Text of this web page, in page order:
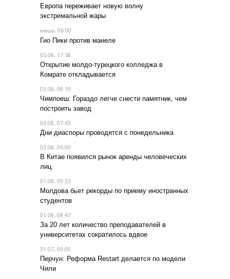
Европа переживает новую волну
экстремальной жары
вчера, 06:00
Гио Пики против манеле
05.08, 17:58
Открытие молдо-турецкого колледжа в
Комрате откладывается
03.08, 08:19
Чимпоеш: Гораздо легче снести памятник, чем
построить завод
03.08, 07:43
Дни диаспоры проводятся с понедельника
03.08, 06:00
В Китае появился рынок аренды человеческих
лиц
01.08, 09:33
Молдова бьет рекорды по приему иностранных
студентов
01.08, 08:47
За 20 лет количество преподавателей в
университетах сократилось вдвое
31.07, 09:00
Перчун: Реформа Restart делается по модели
Чили